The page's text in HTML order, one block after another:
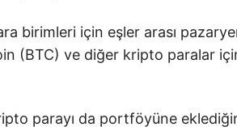
birimleri için eşler arası
(BTC) ve diğer kripto paralar
parayı da portföyüne